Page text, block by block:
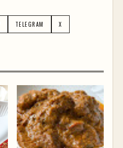
TELEGRAM X